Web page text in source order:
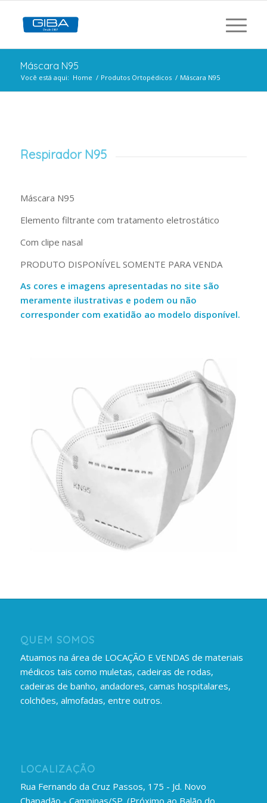
Máscara N95
Você está aqui: Home / Produtos Ortopédicos / Máscara N95
Respirador N95
Máscara N95
Elemento filtrante com tratamento eletrostático
Com clipe nasal
PRODUTO DISPONÍVEL SOMENTE PARA VENDA
As cores e imagens apresentadas no site são
meramente ilustrativas e podem ou não
corresponder com exatidão ao modelo disponível.
QUEM SOMOS
Atuamos na área de LOCAÇÃO E VENDAS de materiais
médicos tais como muletas, cadeiras de rodas,
cadeiras de banho, andadores, camas hospitalares,
colchões, almofadas, entre outros.
LOCALIZAÇÃO
Rua Fernando da Cruz Passos, 175 - Jd. Novo
Chapadão - Campinas/SP. (Próximo ao Balão do